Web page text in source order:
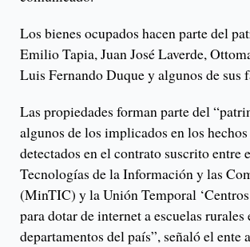
Los bienes ocupados hacen parte del
Emilio Tapia, Juan José Laverde,
Luis Fernando Duque y algunos de sus
Las propiedades forman parte del
algunos de los implicados en los
detectados en el contrato suscrito
Tecnologías de la Información y las
(MinTIC) y la Unión Temporal ‘Centros
para dotar de internet a escuelas rurales
departamentos del país”, señaló el ente